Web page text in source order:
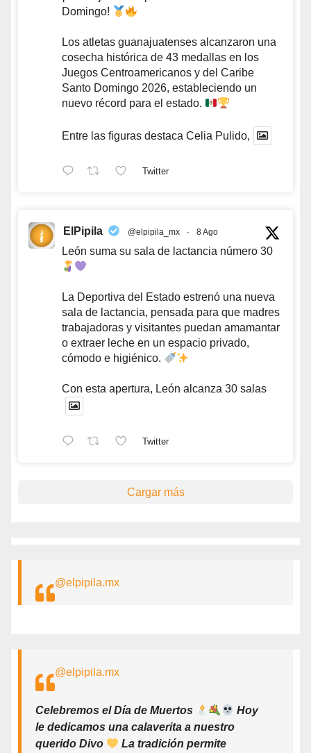
Domingo!
Los atletas guanajuatenses alcanzaron una
cosecha histórica de 43 medallas en los
Juegos Centroamericanos y del Caribe
Santo Domingo 2026, estableciendo un
nuevo récord para el estado.
Entre las figuras destaca Celia Pulido,
Twitter
ElPipila @elpipila_mx · 8 Ago
León suma su sala de lactancia número 30
La Deportiva del Estado estrenó una nueva
sala de lactancia, pensada para que madres
trabajadoras y visitantes puedan amamantar
o extraer leche en un espacio privado,
cómodo e higiénico.
Con esta apertura, León alcanza 30 salas
Twitter
Cargar más
@elpipila.mx
@elpipila.mx
Celebremos el Día de Muertos
Hoy
le dedicamos una calaverita a nuestro
querido Divo
La tradición permite